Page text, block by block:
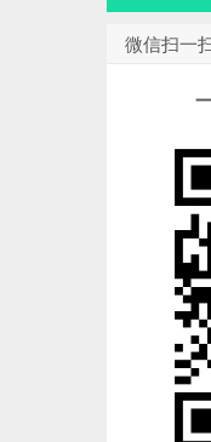
微信扫一